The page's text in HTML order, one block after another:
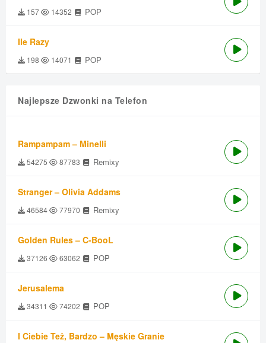
157 14352 POP
Ile Razy
198 14071 POP
Najlepsze Dzwonki na Telefon
Rampampam – Minelli
54275 87783 Remixy
Stranger – Olivia Addams
46584 77970 Remixy
Golden Rules – C-BooL
37126 63062 POP
Jerusalema
34311 74202 POP
I Ciebie Też, Bardzo – Męskie Granie